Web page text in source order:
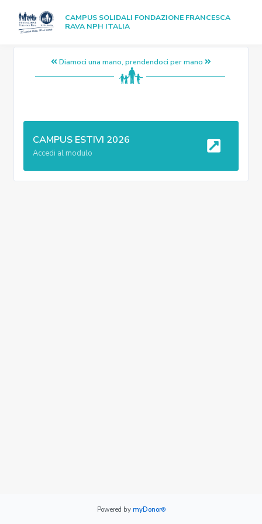
CAMPUS SOLIDALI FONDAZIONE FRANCESCA
RAVA NPH ITALIA
Diamoci una mano, prendendoci per mano
CAMPUS ESTIVI 2026
Accedi al modulo
Powered by myDonor®